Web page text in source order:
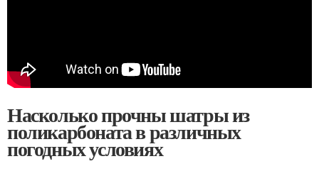
Насколько прочны шатры из
поликарбоната в различных
погодных условиях